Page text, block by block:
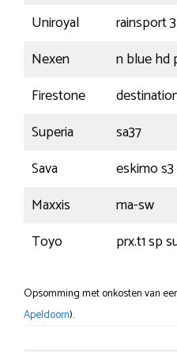
Uniroyal
rainsport
Nexen
n blue hd
Firestone
Superia
sa37
Sava
eskimo
Maxxis
ma-sw
Toyo
prx.t1 sp
Opsomming met onkosten van
Apeldoorn).